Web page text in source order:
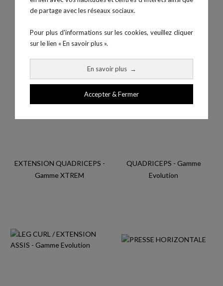
de partage avec les réseaux sociaux.
Pour plus d'informations sur les cookies, veuillez cliquer
sur le lien « En savoir plus ».
En savoir plus →
Accepter & Fermer
Gamme Evolution
Evolution
EXTENSION QUADRICEPS -
Gamme XTREM
QUADRICEPS - Gamme
Evolution